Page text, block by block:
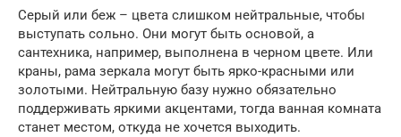
Серый или беж – цвета слишком нейтральные, чтобы
выступать сольно. Они могут быть основой, а
сантехника, например, выполнена в черном цвете. Или
краны, рама зеркала могут быть ярко-красными или
золотыми. Нейтральную базу нужно обязательно
поддерживать яркими акцентами, тогда ванная комната
станет местом, откуда не хочется выходить.